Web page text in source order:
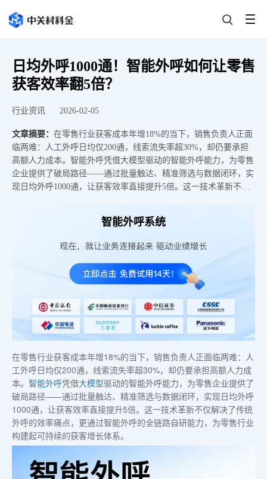
日均外呼1000通！智能外呼如何让零售
获客效率翻5倍？
行业资讯 2026-02-05
文章摘要： ​在零售行业获客成本年增18%的当下，销售负责人正面
临两难：人工外呼日均仅200通，线索流失率超30%，却仍要承担
高额人力成本。智能外呼凭借大模型驱动的智能外呼能力，为零售
企业提供了破局路径——通过批量触达、精准筛选与数据闭环，实
现日均外呼1000通，让获客效率直接提升5倍。这一技术革新不仅
智能外呼系统
在零售行业获客成本年增18%的当下，销售负责人正面临两难：人
工外呼日均仅200通，线索流失率超30%，却仍要承担高额人力成
本。 智能外呼凭借大模型驱动的智能外呼能力，为零售企业提供了
破局路径——通过批量触达、精准筛选与数据闭环，实现日均外呼
1000通，让获客效率直接提升5倍。这一技术革新不仅解决了传统
外呼的效率痛点，更通过智能外呼的全链路自研能力，为零售行业
构建起可持续的获客增长体系。